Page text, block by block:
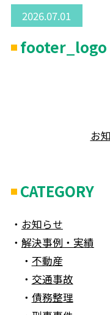
footer_logo
2026.07.01
お
CATEGORY
お知らせ
解決事例・実績
不動産
交通事故
債務整理